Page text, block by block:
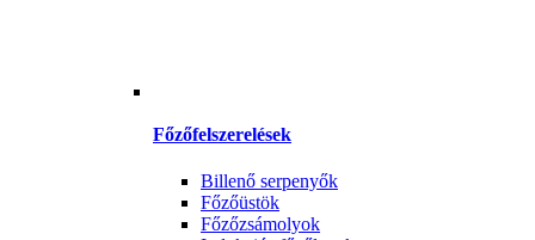
Főzőfelszerelések
Billenő serpenyők
Főzőüstök
Főzőzsámolyok